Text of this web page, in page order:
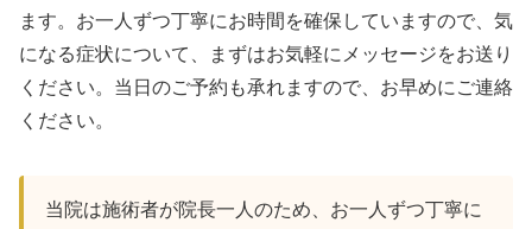
ます。お一人ずつ丁寧にお時間を確保していますので、気
になる症状について、まずはお気軽にメッセージをお送り
ください。当日のご予約も承れますので、お早めにご連絡
ください。
当院は施術者が院長一人のため、お一人ずつ丁寧に